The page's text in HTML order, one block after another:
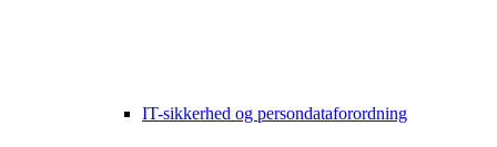
IT-sikkerhed og persondataforordning